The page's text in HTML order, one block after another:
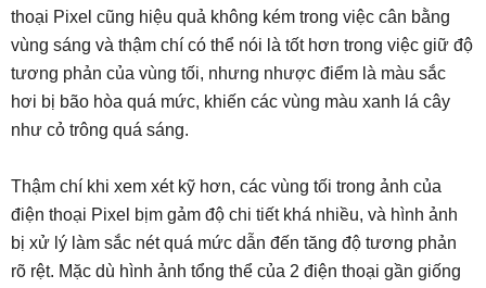
thoại Pixel cũng hiệu quả không kém trong việc cân bằng
vùng sáng và thậm chí có thể nói là tốt hơn trong việc giữ độ
tương phản của vùng tối, nhưng nhược điểm là màu sắc
hơi bị bão hòa quá mức, khiến các vùng màu xanh lá cây
như cỏ trông quá sáng.
Thậm chí khi xem xét kỹ hơn, các vùng tối trong ảnh của
điện thoại Pixel bịm gảm độ chi tiết khá nhiều, và hình ảnh
bị xử lý làm sắc nét quá mức dẫn đến tăng độ tương phản
rõ rệt. Mặc dù hình ảnh tổng thể của 2 điện thoại gần giống